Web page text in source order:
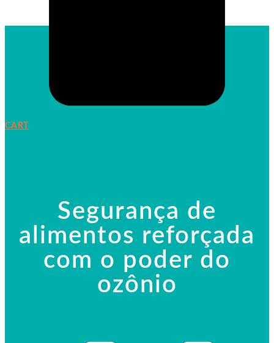
CART
Segurança de
alimentos reforçada
com o poder do
ozônio